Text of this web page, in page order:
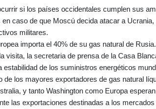
si los países occidentales cumplen sus
caso de que Moscú decida atacar a
militares.
importa el 40% de su gas natural de Rusia.
visita, la secretaria de prensa de la Casa
estabilidad de los suministros energéticos
de los mayores exportadores de gas natural
y tanto Washington como Europa
las exportaciones destinadas a los